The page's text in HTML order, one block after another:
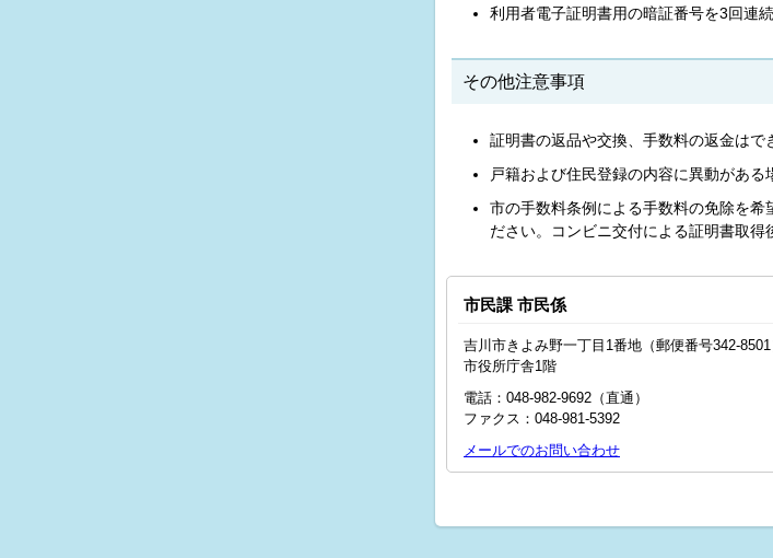
利用者電子証明書用の暗証番号を3回連
その他注意事項
証明書の返品や交換、手数料の返金はで
戸籍および住民登録の内容に異動があ
市の手数料条例による手数料の免除を希
ださい。コンビニ交付による証明書取得
市民課 市民係
吉川市きよみ野一丁目1番地（郵便番号342-8501
市役所庁舎1階
電話：048‐982‐9692（直通）
ファクス：048‐981‐5392
メールでのお問い合わせ